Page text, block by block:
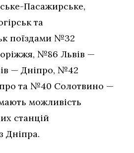
Пасажирське,
та
поїздами №32
№86 Львів —
— Дніпро, №42
та №40 Солотвино —
можливість
станцій
Дніпра.